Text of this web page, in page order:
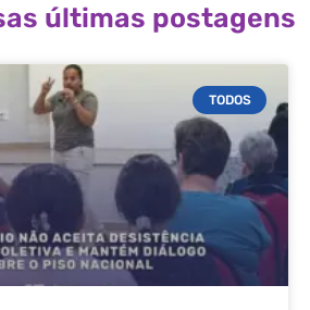
últimas postagens
TODOS